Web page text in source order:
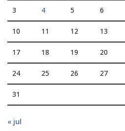
3 4 5 6
10 11 12 13
17 18 19 20
24 25 26 27
31
« jul